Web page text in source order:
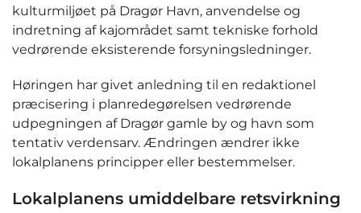
kulturmiljøet på Dragør Havn, anvendelse og
indretning af kajområdet samt tekniske forhold
vedrørende eksisterende forsyningsledninger.
Høringen har givet anledning til en redaktionel
præcisering i planredegørelsen vedrørende
udpegningen af Dragør gamle by og havn som
tentativ verdensarv. Ændringen ændrer ikke
lokalplanens principper eller bestemmelser.
Lokalplanens umiddelbare retsvirkning